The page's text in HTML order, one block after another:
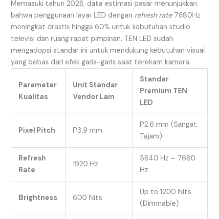
Memasuki tahun 2026, data estimasi pasar menunjukkan
bahwa penggunaan layar LED dengan refresh rate7680Hz
meningkat drastis hingga 60% untuk kebutuhan studio
televisi dan ruang rapat pimpinan. TEN LED sudah
mengadopsi standar ini untuk mendukung kebutuhan visual
yang bebas dari efek garis-garis saat terekam kamera.
Parameter
Kualitas
Unit Standar
Vendor Lain
Standar
Premium TEN
LED
Pixel Pitch P3.9 mm
P2.6 mm (Sangat
Tajam)
Refresh
Rate
1920 Hz
3840 Hz – 7680
Hz
Brightness 600 Nits
Up to 1200 Nits
(Dimmable)